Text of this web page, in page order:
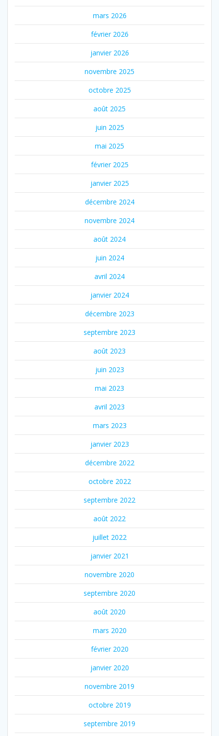
mars 2026
février 2026
janvier 2026
novembre 2025
octobre 2025
août 2025
juin 2025
mai 2025
février 2025
janvier 2025
décembre 2024
novembre 2024
août 2024
juin 2024
avril 2024
janvier 2024
décembre 2023
septembre 2023
août 2023
juin 2023
mai 2023
avril 2023
mars 2023
janvier 2023
décembre 2022
octobre 2022
septembre 2022
août 2022
juillet 2022
janvier 2021
novembre 2020
septembre 2020
août 2020
mars 2020
février 2020
janvier 2020
novembre 2019
octobre 2019
septembre 2019